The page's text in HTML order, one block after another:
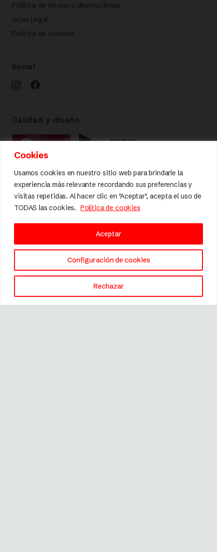
Cookies
Usamos cookies en nuestro sitio web para brindarle la
experiencia más relevante recordando sus preferencias y
visitas repetidas. Al hacer clic en "Aceptar", acepta el uso de
TODAS las cookies. Política de cookies
Configuración de cookies
Rechazar
Aceptar
Política de envíos y devoluciones
Aviso Legal
Política de cookies
Social
Calidad y diseño